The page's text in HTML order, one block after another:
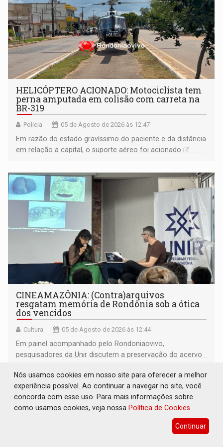
HELICÓPTERO ACIONADO: Motociclista tem
perna amputada em colisão com carreta na
BR-319
Polícia 05 de Agosto de 2026 às 12:47
Em razão do estado gravíssimo do paciente e da distância
em relação a capital, o suporte aéreo foi acionado
CINEAMAZÔNIA: (Contra)arquivos
resgatam memória de Rondônia sob a ótica
dos vencidos
Cultura 05 de Agosto de 2026 às 12:44
Em painel acompanhado pelo Rondoniaovivo,
pesquisadores da Unir discutem a preservação do acervo
memória como bússola para o futuro
Nós usamos cookies em nosso site para oferecer a melhor
experiência possível. Ao continuar a navegar no site, você
concorda com esse uso. Para mais informações sobre
como usamos cookies, veja nossa Política de Cookies
Continuar